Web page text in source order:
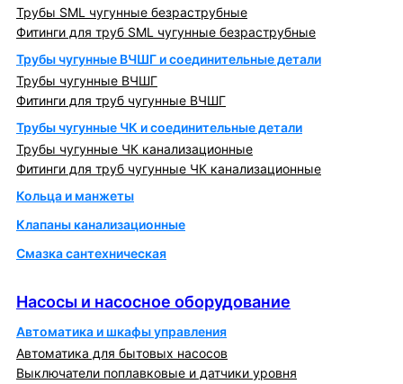
Трубы SML чугунные безраструбные
Фитинги для труб SML чугунные безраструбные
Трубы чугунные ВЧШГ и соединительные детали
Трубы чугунные ВЧШГ
Фитинги для труб чугунные ВЧШГ
Трубы чугунные ЧК и соединительные детали
Трубы чугунные ЧК канализационные
Фитинги для труб чугунные ЧК канализационные
Кольца и манжеты
Клапаны канализационные
Смазка сантехническая
Насосы и насосное оборудование
Автоматика и шкафы управления
Автоматика для бытовых насосов
Выключатели поплавковые и датчики уровня